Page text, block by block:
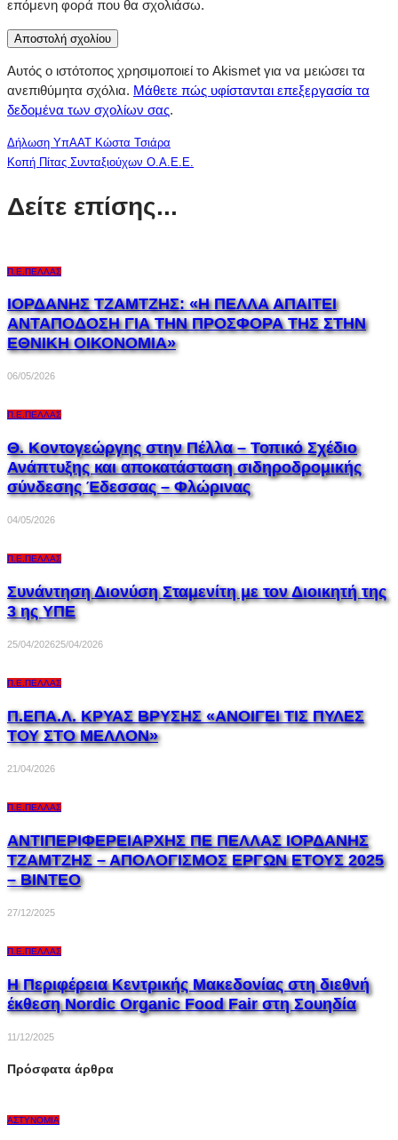
επόμενη φορά που θα σχολιάσω.
Αυτός ο ιστότοπος χρησιμοποιεί το Akismet για να μειώσει τα
ανεπιθύμητα σχόλια. Μάθετε πώς υφίστανται επεξεργασία τα
δεδομένα των σχολίων σας.
Δήλωση ΥπΑΑΤ Κώστα Τσιάρα
Κοπή Πίτας Συνταξιούχων Ο.Α.Ε.Ε.
Δείτε επίσης...
Π.Ε.ΠΈΛΛΑΣ
ΙΟΡΔΑΝΗΣ ΤΖΑΜΤΖΗΣ: «Η ΠΕΛΛΑ ΑΠΑΙΤΕΙ
ΑΝΤΑΠΟΔΟΣΗ ΓΙΑ ΤΗΝ ΠΡΟΣΦΟΡΑ ΤΗΣ ΣΤΗΝ
ΕΘΝΙΚΗ ΟΙΚΟΝΟΜΙΑ»
06/05/2026
Π.Ε.ΠΈΛΛΑΣ
Θ. Κοντογεώργης στην Πέλλα – Τοπικό Σχέδιο
Ανάπτυξης και αποκατάσταση σιδηροδρομικής
σύνδεσης Έδεσσας – Φλώρινας
04/05/2026
Π.Ε.ΠΈΛΛΑΣ
Συνάντηση Διονύση Σταμενίτη με τον Διοικητή της
3 ης ΥΠΕ
25/04/202625/04/2026
Π.Ε.ΠΈΛΛΑΣ
Π.ΕΠΑ.Λ. ΚΡΥΑΣ ΒΡΥΣΗΣ «ΑΝΟΙΓΕΙ ΤΙΣ ΠΥΛΕΣ
ΤΟΥ ΣΤΟ ΜΕΛΛΟΝ»
21/04/2026
Π.Ε.ΠΈΛΛΑΣ
ΑΝΤΙΠΕΡΙΦΕΡΕΙΑΡΧΗΣ ΠΕ ΠΕΛΛΑΣ ΙΟΡΔΑΝΗΣ
ΤΖΑΜΤΖΗΣ – ΑΠΟΛΟΓΙΣΜΟΣ ΕΡΓΩΝ ΕΤΟΥΣ 2025
– ΒΙΝΤΕΟ
27/12/2025
Π.Ε.ΠΈΛΛΑΣ
Η Περιφέρεια Κεντρικής Μακεδονίας στη διεθνή
έκθεση Nordic Organic Food Fair στη Σουηδία
11/12/2025
Πρόσφατα άρθρα
ΑΣΤΥΝΟΜΊΑ